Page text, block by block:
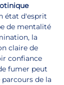
état d'esprit
de mentalité
la
claire de
confiance
fumer peut
de la